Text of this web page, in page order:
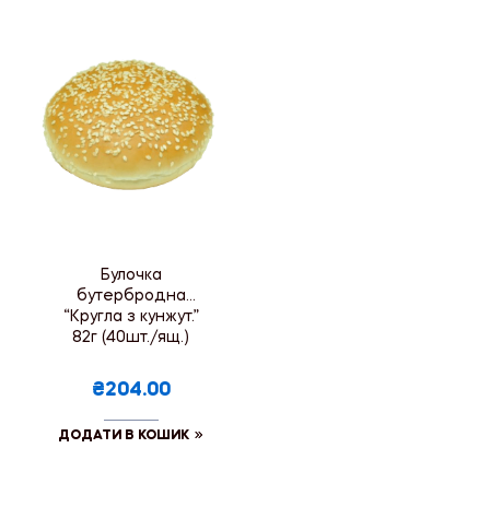
Булочка
бутербродна
“Кругла з кунжут.”
82г (40шт./ящ.)
₴204.00
ДОДАТИ В КОШИК